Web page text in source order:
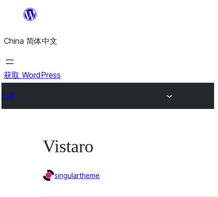
内
容
China 简体中文
获取 WordPress
主题
Vistaro
singulartheme